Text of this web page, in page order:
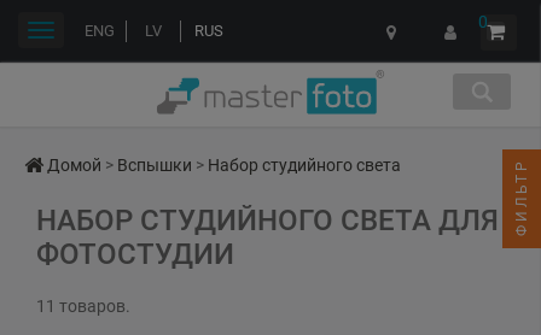
ENG LV RUS 0
Переключить
Домой > Вспышки > Набор студийного света
НАБОР СТУДИЙНОГО СВЕТА ДЛЯ
ФОТОСТУДИИ
11 товаров.
ФИЛЬТР